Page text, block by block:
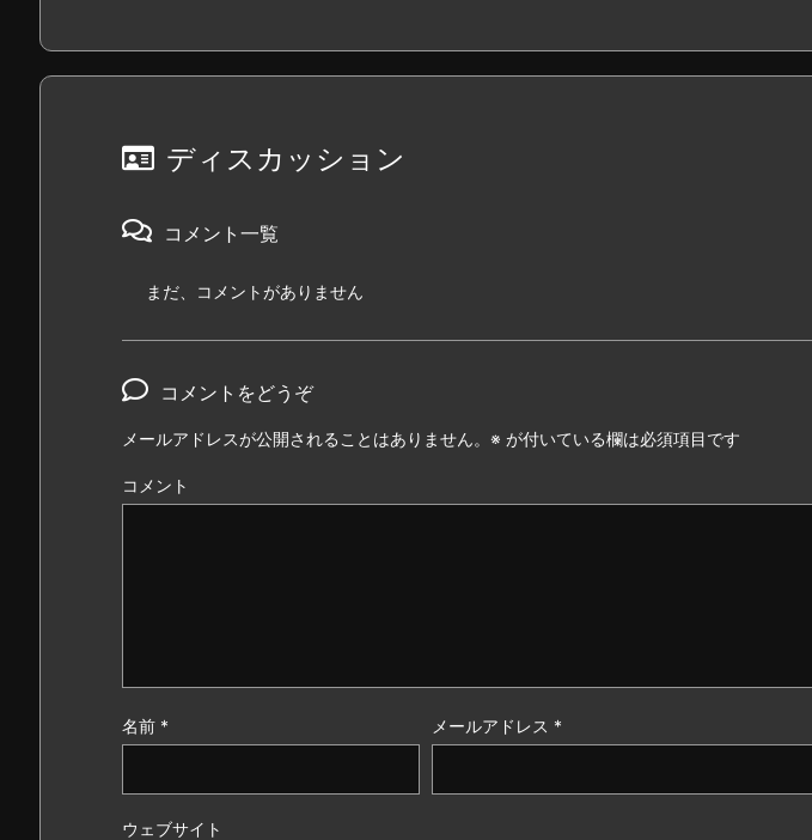
ディスカッション
コメント一覧
まだ、コメントがありません
コメントをどうぞ
メールアドレスが公開されることはありません。 ※ が付いている欄は必須項目です
コメント
名前 * メールアドレス *
ウェブサイト